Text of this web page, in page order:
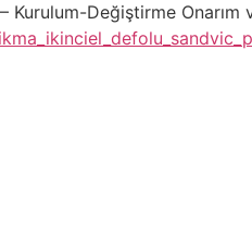
Değiştirme Onarım